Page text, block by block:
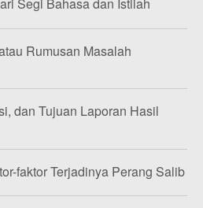
Segi Bahasa dan Istilah
Rumusan Masalah
dan Tujuan Laporan Hasil
faktor Terjadinya Perang Salib